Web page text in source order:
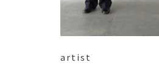
artist